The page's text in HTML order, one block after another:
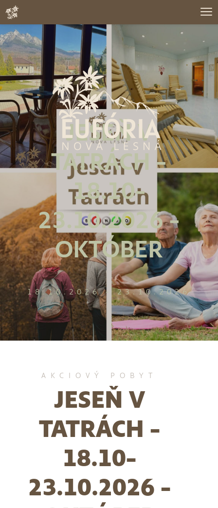
JESEŇ V
TATRÁCH -
18.10-
23.10.2026 -
OKTÓBER
18.10.2026 - 23.10.2026
AKCIOVÝ POBYT
JESEŇ V
TATRÁCH -
18.10-
23.10.2026 -